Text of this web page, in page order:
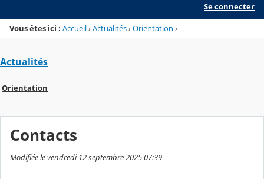
Se connecter
Vous êtes ici : Accueil›Actualités›Orientation ›
Actualités
Orientation
Contacts
Modifiée le vendredi 12 septembre 2025 07:39